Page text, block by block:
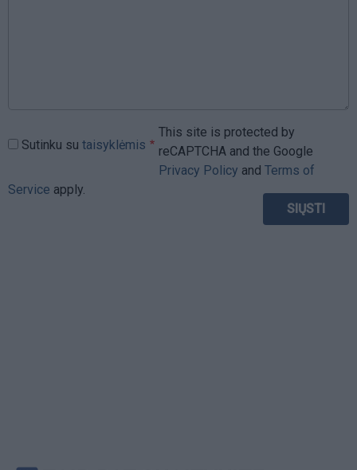
Sutinku su taisyklėmis
This site is protected by
reCAPTCHA and the Google
Privacy Policy and Terms of
Service apply.